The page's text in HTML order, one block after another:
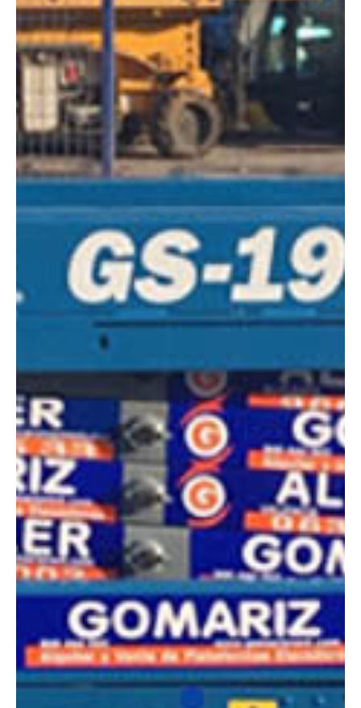
DESCRIPCIÓN
Las Tijeras Eléctricas están diseñadas para trabajar en interior, alcanzan
una altura desde los 5m a los 26,5m. Se caracterizan por llevas ruedas
anti-huellas y plataforma extensible, lo que permite ampliar la zona de
trabajo.
DIMENSIONES
Altura: 8 metros
Altura plataforma: 5.6 m
Altura de trabajo:7.6 m
Alcance lateral:0 m
Altura almacenaje:2.11 m
Longitud:1.83 m
ESPECIFICACIONES TÉCNICAS
Motor:Eléctrico
Capacidad:227 kg
Ver ficha técnica
COMPARADOR
¿Tienes dudas a la hora de elegir la máquina que
necesitas?
Compara esta y otras máquinas desde el siguiente botón o ponte
en contacto con nosotros para un asesoramiento más personal.
Comparar